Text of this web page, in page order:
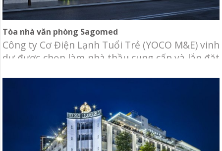
Tòa nhà văn phòng Sagomed
Công ty Cơ Điện Lạnh Tuổi Trẻ (YOCO M&E) vinh
dự được chọn làm nhà thầu cung cấp và lắp đặt
31C, phường An Phú, quận 2, Tp.HCM. Hạng